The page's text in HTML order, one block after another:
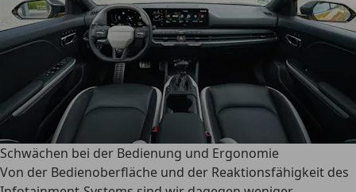
Schwächen bei der Bedienung und Ergonomie
Von der Bedienoberfläche und der Reaktionsfähigkeit des